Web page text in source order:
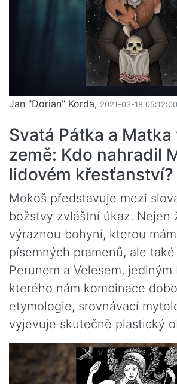
Jan "Dorian" Korda, 2021-03-18 05:12:00
Svatá Pátka a Matka
země: Kdo nahradil
lidovém křesťanství?
Mokoš představuje mezi
božstvy zvláštní úkaz. Nejen
výraznou bohyní, kterou
písemných pramenů, ale
Perunem a Velesem, jediným
kterého nám kombinace
etymologie, srovnávací
vyjevuje skutečně plastický